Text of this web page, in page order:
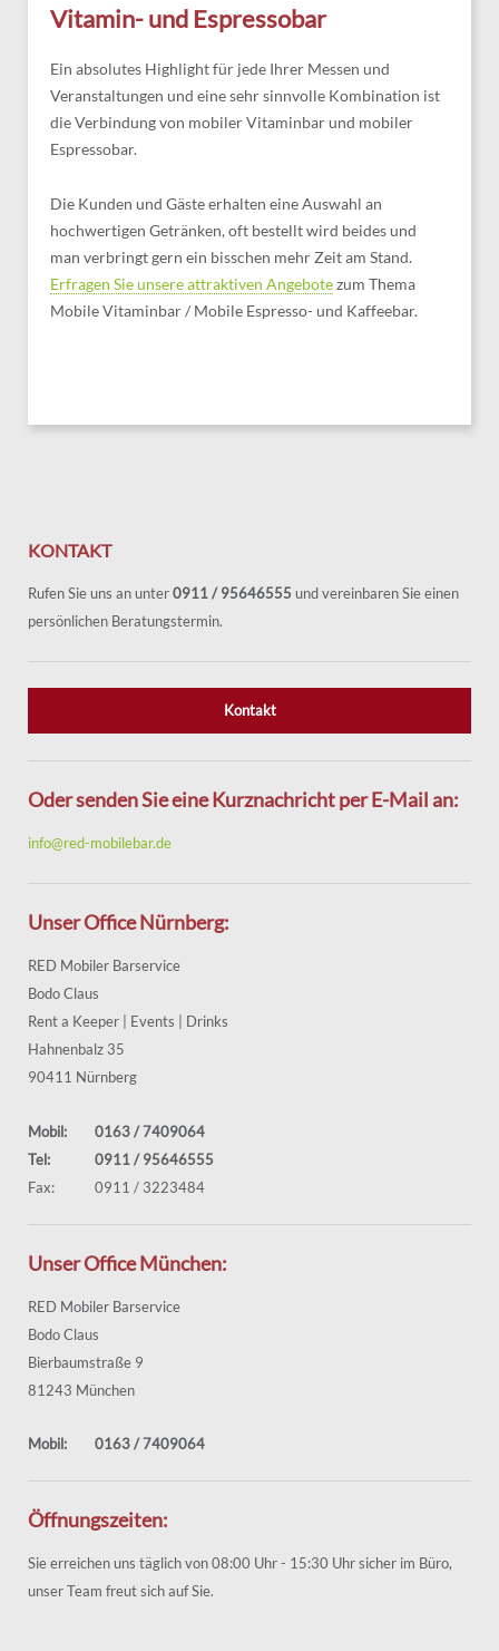
Vitamin- und Espressobar
Ein absolutes Highlight für jede Ihrer Messen und
Veranstaltungen und eine sehr sinnvolle Kombination ist
die Verbindung von mobiler Vitaminbar und mobiler
Espressobar.
Die Kunden und Gäste erhalten eine Auswahl an
hochwertigen Getränken, oft bestellt wird beides und
man verbringt gern ein bisschen mehr Zeit am Stand.
Erfragen Sie unsere attraktiven Angebotezum Thema
Mobile Vitaminbar / Mobile Espresso- und Kaffeebar.
KONTAKT
Rufen Sie uns an unter0911 / 95646555 und vereinbaren Sie einen
persönlichen Beratungstermin.
Kontakt
Oder senden Sie eine Kurznachricht per E-Mail an:
info@red-mobilebar.de
Unser Office Nürnberg:
RED Mobiler Barservice
Bodo Claus
Rent a Keeper | Events | Drinks
Hahnenbalz 35
90411 Nürnberg
Mobil:
0163 / 7409064
Tel:
0911 / 95646555
Fax:
0911 / 3223484
Unser Office München:
RED Mobiler Barservice
Bodo Claus
Bierbaumstraße 9
81243 München
Mobil: 0163 / 7409064
Öffnungszeiten:
Sie erreichen uns täglich von 08:00 Uhr - 15:30 Uhr sicher im Büro,
unser Team freut sich auf Sie.